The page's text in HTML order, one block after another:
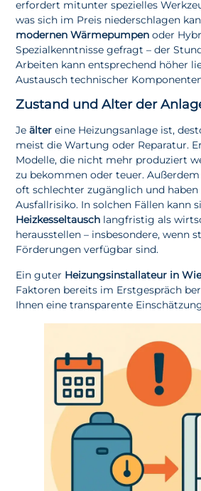
erfordert mitunter spezielles
was sich im Preis niederschlagen
modernen Wärmepumpen oder
Spezialkenntnisse gefragt – der
Arbeiten kann entsprechend höher
Austausch technischer
Zustand und Alter der
Jeälter eine Heizungsanlage ist,
meist die Wartung oder Reparatur.
Modelle, die nicht mehr produziert
zu bekommen oder teuer.
oft schlechter zugänglich und haben
Ausfallrisiko. In solchen Fällen kann
Heizkesseltausch langfristig als
herausstellen – insbesondere, wenn
Förderungen verfügbar sind.
Ein guter Heizungsinstallateur in
Faktoren bereits im Erstgespräch
Ihnen eine transparente